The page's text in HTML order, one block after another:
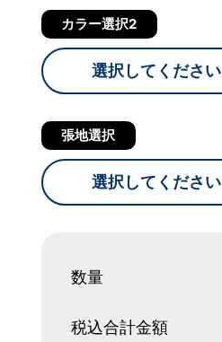
カラー選択2
選択してください
張地選択
選択してください
数量
税込合計金額